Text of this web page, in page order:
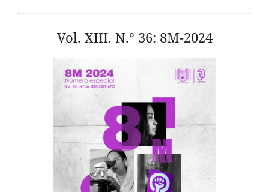
Vol. XIII. N.° 36: 8M-2024